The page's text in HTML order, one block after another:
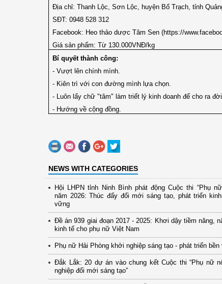
Địa chỉ: Thanh Lộc, Sơn Lộc, huyện Bố Trạch, tỉnh
SĐT: 0948 528 312
Facebook: Heo thảo dược Tâm Sen (https://
Giá sản phẩm: Từ 130.000VNĐ/kg
Bí quyết thành công:
- Vượt lên chính mình.
- Kiên trì với con đường mình lựa chọn.
- Luôn lấy chữ "tâm" làm triết lý kinh doanh để cho ra
- Hướng về cộng đồng.
NEWS WITH CATEGORIES
Hội LHPN tỉnh Ninh Bình phát động Cuộc thi “Phụ
năm 2026: Thúc đẩy đổi mới sáng tạo, phát triển
vững
Đề án 939 giai đoạn 2017 - 2025: Khơi dậy tiềm năng,
kinh tế cho phụ nữ Việt Nam
Phụ nữ Hải Phòng khởi nghiệp sáng tạo - phát triển bền
Đắk Lắk: 20 dự án vào chung kết Cuộc thi “Phụ nữ
nghiệp đổi mới sáng tạo”